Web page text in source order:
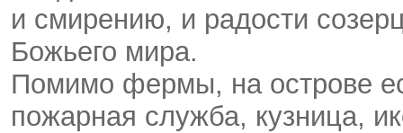
и смирению, и радости
Божьего мира.
Помимо фермы, на острове
пожарная служба, кузница,